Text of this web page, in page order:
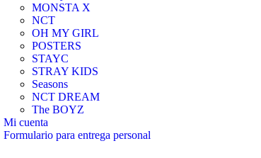
MONSTA X
NCT
OH MY GIRL
POSTERS
STAYC
STRAY KIDS
Seasons
NCT DREAM
The BOYZ
Mi cuenta
Formulario para entrega personal